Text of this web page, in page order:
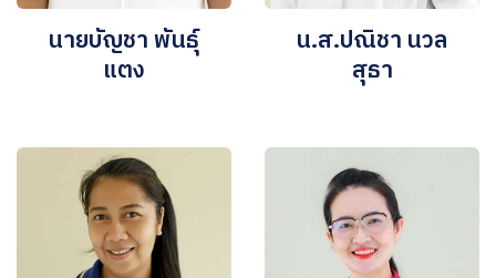
นายบัญชา พันธุ์
แตง
น.ส.ปณิชา นวล
สุธา